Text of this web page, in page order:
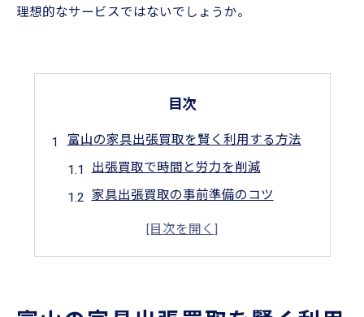
理想的なサービスではないでしょうか。
目次
富山の家具出張買取を賢く利用する方法
出張買取で時間と労力を削減
家具出張買取の事前準備のコツ
賢い家具出張買取のスケジュール管理
出張買取依頼時の家具の選び方